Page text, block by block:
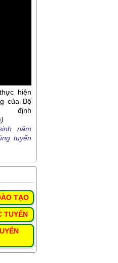
hiện
của Bộ
)
năm
tuyển
TẠO
TUYẾN